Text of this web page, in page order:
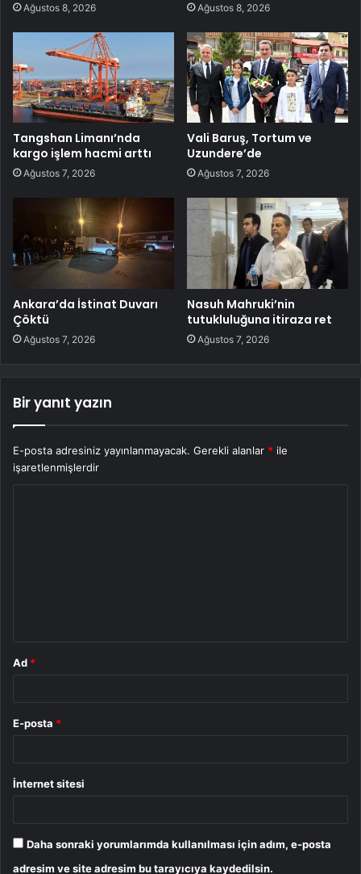
Ağustos 8, 2026 Ağustos 8, 2026
Tangshan Limanı’nda
kargo işlem hacmi arttı
Ağustos 7, 2026
Vali Baruş, Tortum ve
Uzundere’de
Ağustos 7, 2026
Ankara’da İstinat Duvarı
Çöktü
Ağustos 7, 2026
Nasuh Mahruki’nin
tutukluluğuna itiraza ret
Ağustos 7, 2026
Bir yanıt yazın
E-posta adresiniz yayınlanmayacak. Gerekli alanlar * ile
işaretlenmişlerdir
Ad *
E-posta *
İnternet sitesi
Daha sonraki yorumlarımda kullanılması için adım, e-posta
adresim ve site adresim bu tarayıcıya kaydedilsin.